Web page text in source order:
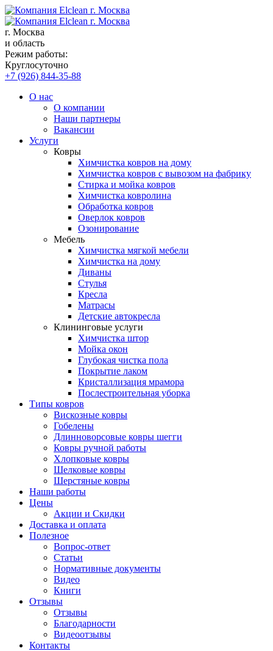
г. Москва
и область
Режим работы:
Круглосуточно
+7 (926) 844-35-88
О нас
О компании
Наши партнеры
Вакансии
Услуги
Ковры
Химчистка ковров на дому
Химчистка ковров с вывозом на фабрику
Стирка и мойка ковров
Химчистка ковролина
Обработка ковров
Оверлок ковров
Озонирование
Мебель
Химчистка мягкой мебели
Химчистка на дому
Диваны
Стулья
Кресла
Матрасы
Детские автокресла
Клининговые услуги
Химчистка штор
Мойка окон
Глубокая чистка пола
Покрытие лаком
Кристаллизация мрамора
Послестроительная уборка
Типы ковров
Вискозные ковры
Гобелены
Длинноворсовые ковры шегги
Ковры ручной работы
Хлопковые ковры
Шелковые ковры
Шерстяные ковры
Наши работы
Цены
Акции и Скидки
Доставка и оплата
Полезное
Вопрос-ответ
Статьи
Нормативные документы
Видео
Книги
Отзывы
Отзывы
Благодарности
Видеоотзывы
Контакты